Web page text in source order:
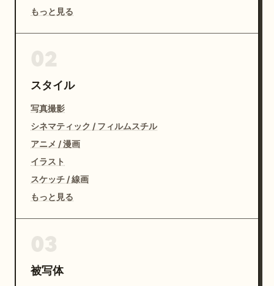
もっと見る
スタイル
写真撮影
シネマティック / フィルムスチル
アニメ / 漫画
イラスト
スケッチ / 線画
もっと見る
被写体